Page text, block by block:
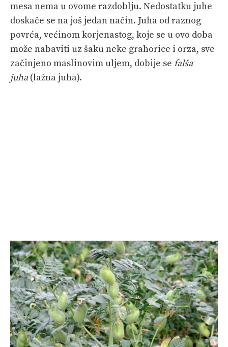
mesa nema u ovome razdoblju. Nedostatku juhe
doskače se na još jedan način. Juha od raznog
povrća, većinom korjenastog, koje se u ovo doba
može nabaviti uz šaku neke grahorice i orza, sve
začinjeno maslinovim uljem, dobije se falša
juha (lažna juha).